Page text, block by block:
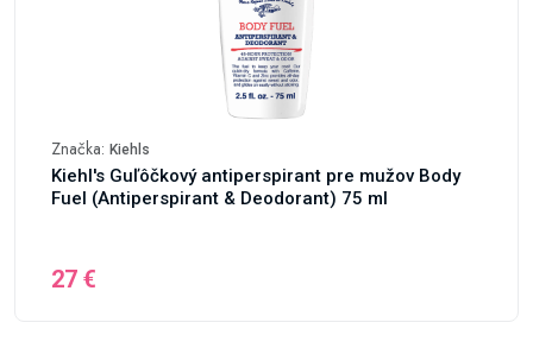
Značka: Kiehls
Kiehl's Guľôčkový antiperspirant pre mužov Body
Fuel (Antiperspirant & Deodorant) 75 ml
27 €